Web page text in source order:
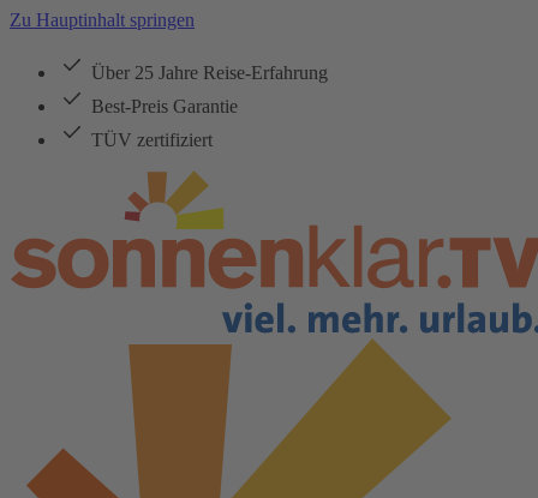
Zu Hauptinhalt springen
Über 25 Jahre Reise-Erfahrung
Best-Preis Garantie
TÜV zertifiziert